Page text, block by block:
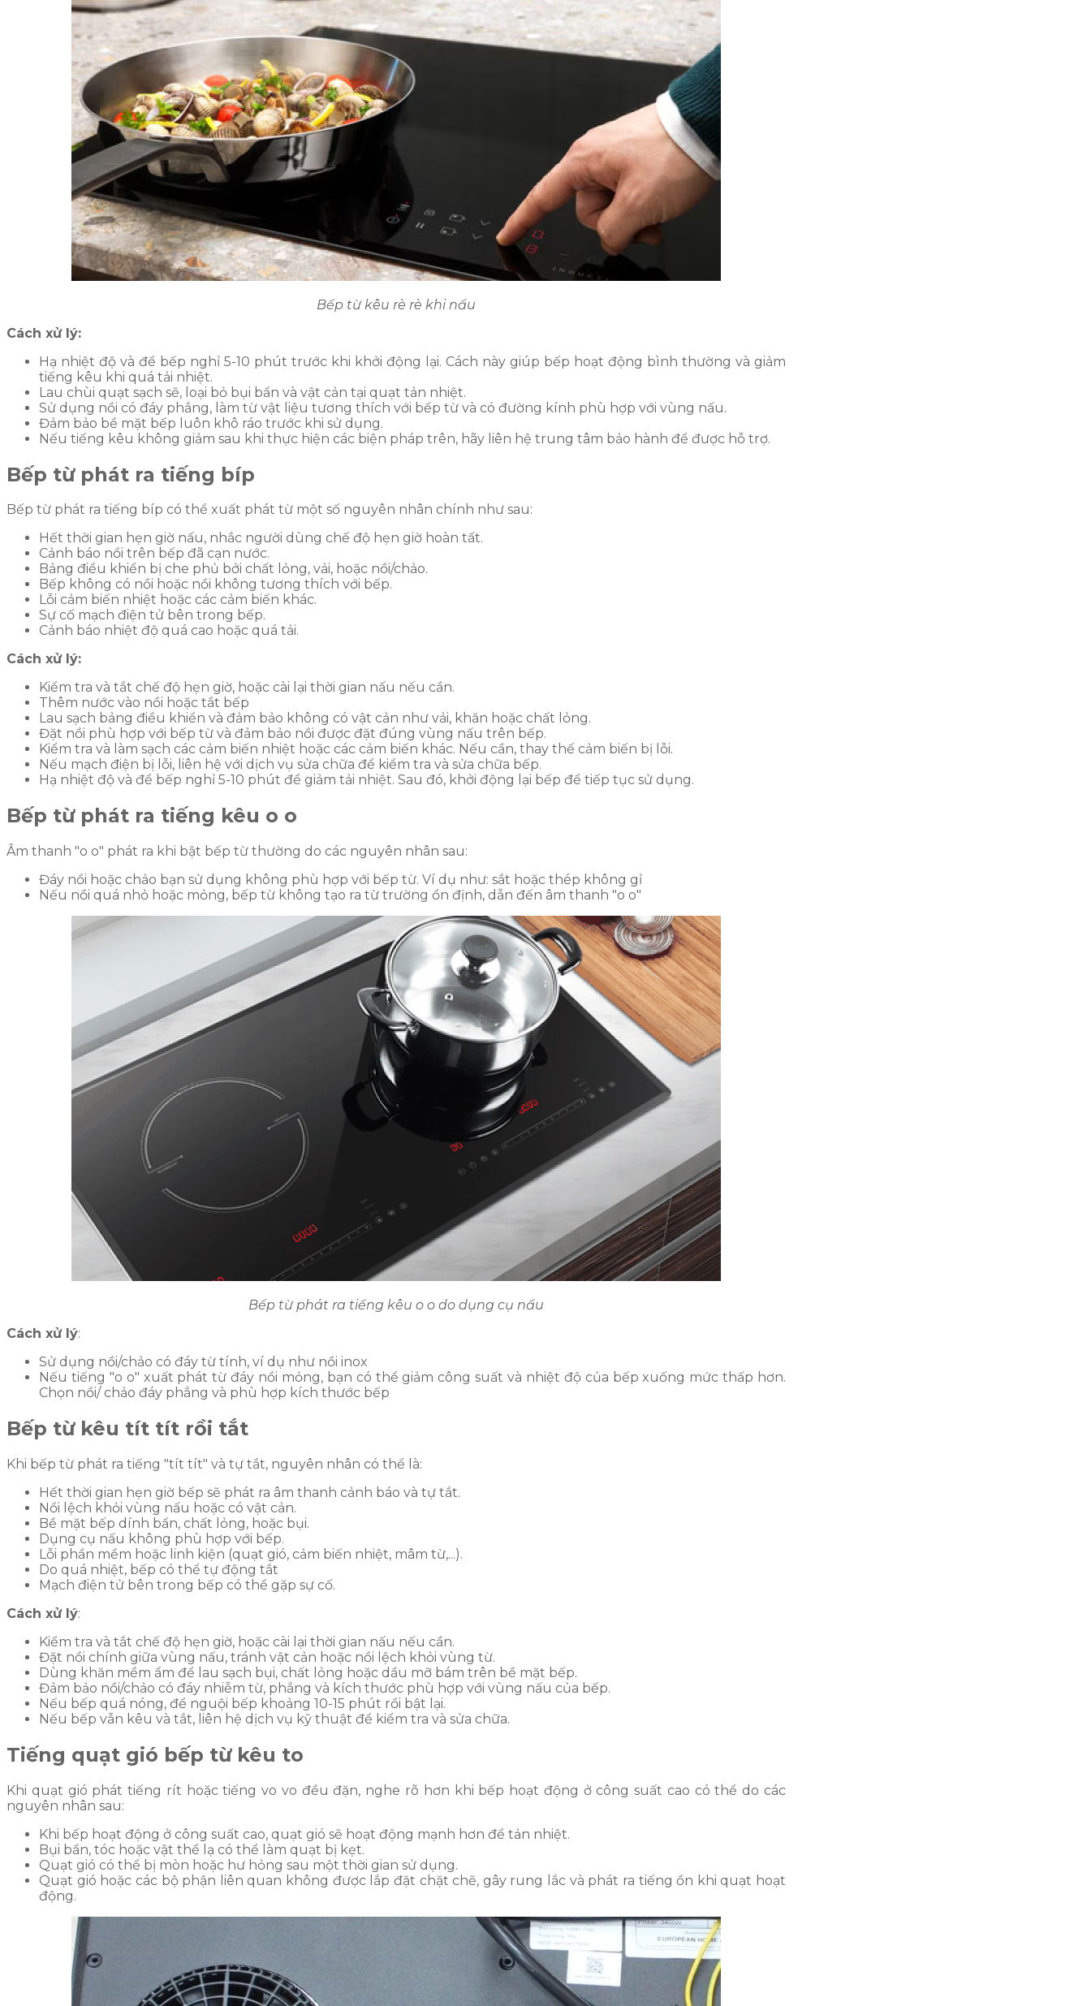
Bếp từ kêu rè rè khi nấu
Cách xử lý:
Hạ nhiệt độ và để bếp nghỉ 5-10 phút trước khi khởi động lại. Cách này giúp bếp hoạt động bình thường và giảm
tiếng kêu khi quá tải nhiệt.
Lau chùi quạt sạch sẽ, loại bỏ bụi bẩn và vật cản tại quạt tản nhiệt.
Sử dụng nồi có đáy phẳng, làm từ vật liệu tương thích với bếp từ và có đường kính phù hợp với vùng nấu.
Đảm bảo bề mặt bếp luôn khô ráo trước khi sử dụng.
Nếu tiếng kêu không giảm sau khi thực hiện các biện pháp trên, hãy liên hệ trung tâm bảo hành để được hỗ trợ.
Bếp từ phát ra tiếng bíp
Bếp từ phát ra tiếng bíp có thể xuất phát từ một số nguyên nhân chính như sau:
Hết thời gian hẹn giờ nấu, nhắc người dùng chế độ hẹn giờ hoàn tất.
Cảnh báo nồi trên bếp đã cạn nước.
Bảng điều khiển bị che phủ bởi chất lỏng, vải, hoặc nồi/chảo.
Bếp không có nồi hoặc nồi không tương thích với bếp.
Lỗi cảm biến nhiệt hoặc các cảm biến khác.
Sự cố mạch điện tử bên trong bếp.
Cảnh báo nhiệt độ quá cao hoặc quá tải.
Cách xử lý:
Kiểm tra và tắt chế độ hẹn giờ, hoặc cài lại thời gian nấu nếu cần.
Thêm nước vào nồi hoặc tắt bếp
Lau sạch bảng điều khiển và đảm bảo không có vật cản như vải, khăn hoặc chất lỏng.
Đặt nồi phù hợp với bếp từ và đảm bảo nồi được đặt đúng vùng nấu trên bếp.
Kiểm tra và làm sạch các cảm biến nhiệt hoặc các cảm biến khác. Nếu cần, thay thế cảm biến bị lỗi.
Nếu mạch điện bị lỗi, liên hệ với dịch vụ sửa chữa để kiểm tra và sửa chữa bếp.
Hạ nhiệt độ và để bếp nghỉ 5-10 phút để giảm tải nhiệt. Sau đó, khởi động lại bếp để tiếp tục sử dụng.
Bếp từ phát ra tiếng kêu o o
Âm thanh "o o" phát ra khi bật bếp từ thường do các nguyên nhân sau:
Đáy nồi hoặc chảo bạn sử dụng không phù hợp với bếp từ. Ví dụ như: sắt hoặc thép không gỉ
Nếu nồi quá nhỏ hoặc mỏng, bếp từ không tạo ra từ trường ổn định, dẫn đến âm thanh "o o"
Bếp từ phát ra tiếng kêu o o do dụng cụ nấu
Cách xử lý:
Sử dụng nồi/chảo có đáy từ tính, ví dụ như nồi inox
Nếu tiếng "o o" xuất phát từ đáy nồi mỏng, bạn có thể giảm công suất và nhiệt độ của bếp xuống mức thấp hơn.
Chọn nồi/ chảo đáy phẳng và phù hợp kích thước bếp
Bếp từ kêu tít tít rồi tắt
Khi bếp từ phát ra tiếng "tít tít" và tự tắt, nguyên nhân có thể là:
Hết thời gian hẹn giờ bếp sẽ phát ra âm thanh cảnh báo và tự tắt.
Nồi lệch khỏi vùng nấu hoặc có vật cản.
Bề mặt bếp dính bẩn, chất lỏng, hoặc bụi.
Dụng cụ nấu không phù hợp với bếp.
Lỗi phần mềm hoặc linh kiện (quạt gió, cảm biến nhiệt, mâm từ,...).
Do quá nhiệt, bếp có thể tự động tắt
Mạch điện tử bên trong bếp có thể gặp sự cố.
Cách xử lý:
Kiểm tra và tắt chế độ hẹn giờ, hoặc cài lại thời gian nấu nếu cần.
Đặt nồi chính giữa vùng nấu, tránh vật cản hoặc nồi lệch khỏi vùng từ.
Dùng khăn mềm ẩm để lau sạch bụi, chất lỏng hoặc dầu mỡ bám trên bề mặt bếp.
Đảm bảo nồi/chảo có đáy nhiễm từ, phẳng và kích thước phù hợp với vùng nấu của bếp.
Nếu bếp quá nóng, để nguội bếp khoảng 10-15 phút rồi bật lại.
Nếu bếp vẫn kêu và tắt, liên hệ dịch vụ kỹ thuật để kiểm tra và sửa chữa.
Tiếng quạt gió bếp từ kêu to
Khi quạt gió phát tiếng rít hoặc tiếng vo vo đều đặn, nghe rõ hơn khi bếp hoạt động ở công suất cao có thể do các
nguyên nhân sau:
Khi bếp hoạt động ở công suất cao, quạt gió sẽ hoạt động mạnh hơn để tản nhiệt.
Bụi bẩn, tóc hoặc vật thể lạ có thể làm quạt bị kẹt.
Quạt gió có thể bị mòn hoặc hư hỏng sau một thời gian sử dụng.
Quạt gió hoặc các bộ phận liên quan không được lắp đặt chặt chẽ, gây rung lắc và phát ra tiếng ồn khi quạt hoạt
động.